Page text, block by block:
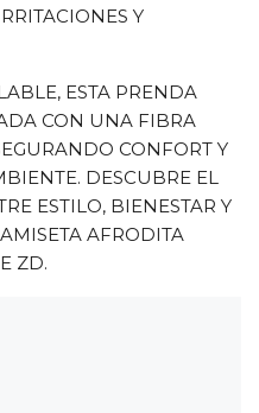
Y
ESTA PRENDA
CON UNA FIBRA
CONFORT Y
DESCUBRE EL
ESTILO, BIENESTAR Y
AFRODITA
ZD.